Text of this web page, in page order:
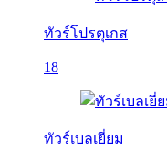
ทัวร์โปรตุเกส
18
ทัวร์เบลเยี่ยม